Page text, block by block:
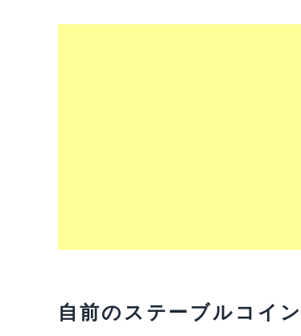
自前のステーブルコイ